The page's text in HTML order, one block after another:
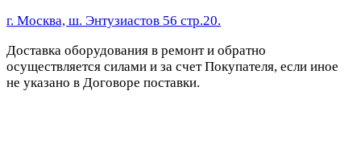
г. Москва, ш. Энтузиастов 56 стр.20.
Доставка оборудования в ремонт и обратно
осуществляется силами и за счет Покупателя, если иное
не указано в Договоре поставки.